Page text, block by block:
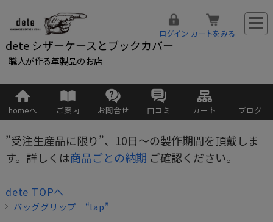
dete シザーケースとブックカバー
職人が作る革製品のお店
ログイン カートをみる
homeへ ご案内 お問合せ 口コミ カート ブログ
”受注生産品に限り”、10日～の製作期間を頂戴しま
す。詳しくは商品ごとの納期 ご確認ください。
dete TOPへ
バッググリップ “lap”